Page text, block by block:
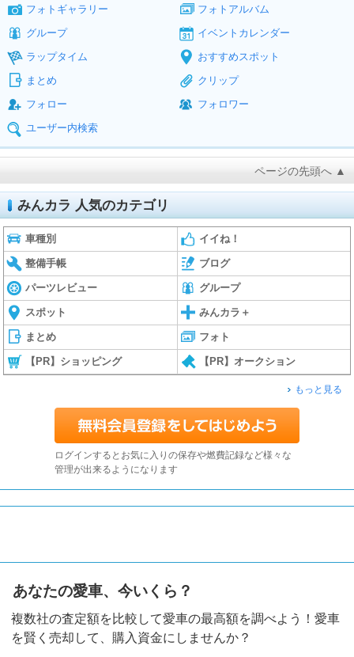
フォトギャラリー
フォトアルバム
グループ
イベントカレンダー
ラップタイム
おすすめスポット
まとめ
クリップ
フォロー
フォロワー
ユーザー内検索
ページの先頭へ ▲
みんカラ 人気のカテゴリ
車種別 イイね！
整備手帳 ブログ
パーツレビュー グループ
スポット みんカラ＋
まとめ フォト
【PR】ショッピング 【PR】オークション
もっと見る
ログインするとお気に入りの保存や燃費記録など様々な
管理が出来るようになります
あなたの愛車、今いくら？
複数社の査定額を比較して愛車の最高額を調べよう！愛車
を賢く売却して、購入資金にしませんか？